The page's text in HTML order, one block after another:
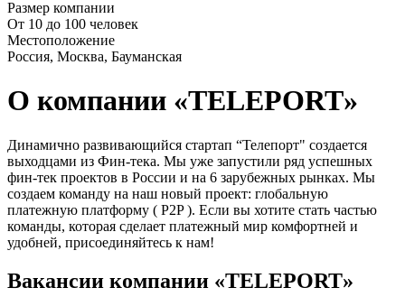
Размер компании
От 10 до 100 человек
Местоположение
Россия, Москва, Бауманская
О компании «TELEPORT»
Динамично развивающийся стартап “Телепорт" создается
выходцами из Фин-тека. Мы уже запустили ряд успешных
фин-тек проектов в России и на 6 зарубежных рынках. Мы
создаем команду на наш новый проект: глобальную
платежную платформу ( P2P ). Если вы хотите стать частью
команды, которая сделает платежный мир комфортней и
удобней, присоединяйтесь к нам!
Вакансии компании «TELEPORT»